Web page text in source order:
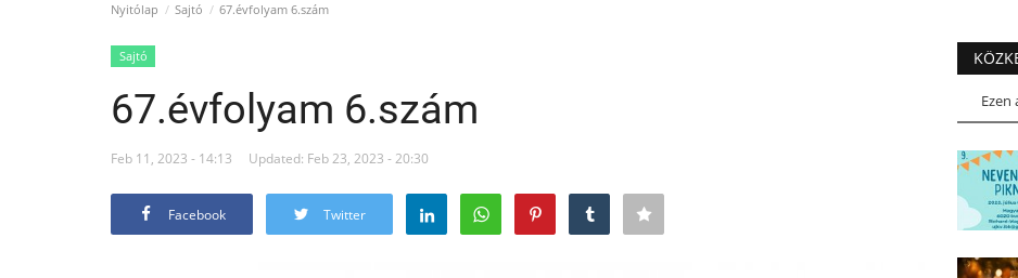
Nyitólap Sajtó 67.évfolyam 6.szám
Sajtó
67.évfolyam 6.szám
Feb 11, 2023 - 14:13 Updated: Feb 23, 2023 - 20:30
Facebook Twitter
Ezen